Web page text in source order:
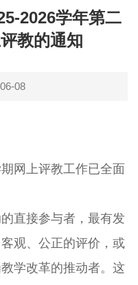
2026学年第二
教的通知
08
网上评教工作已全面
直接参与者，最有发
观、公正的评价，或
学改革的推动者。这